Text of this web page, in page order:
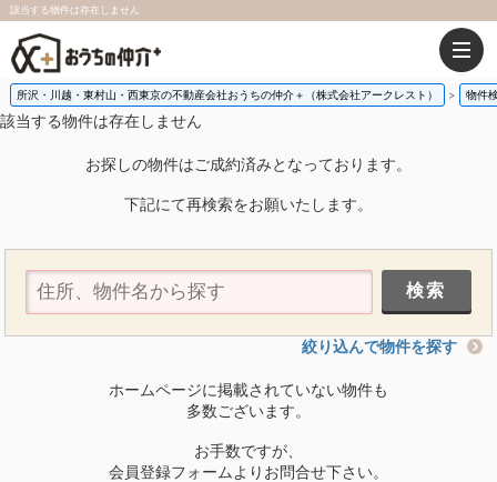
該当する物件は存在しません
所沢・川越・東村山・西東京の不動産会社おうちの仲介＋（株式会社アークレスト） 物件
該当する物件は存在しません
お探しの物件はご成約済みとなっております。
下記にて再検索をお願いたします。
絞り込んで物件を探す
ホームページに掲載されていない物件も
多数ございます。
お手数ですが、
会員登録フォームよりお問合せ下さい。